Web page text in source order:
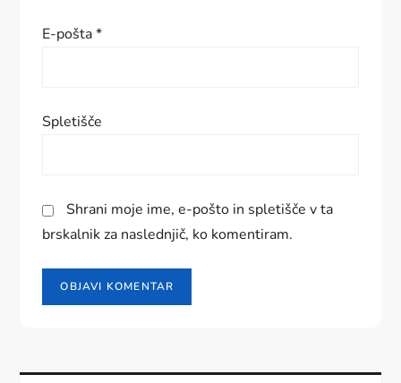
e
k
E-pošta*
Spletišče
Shrani moje ime, e-pošto in spletišče v ta
brskalnik za naslednjič, ko komentiram.